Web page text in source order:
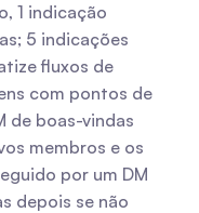
1 indicação
5 indicações
fluxos de
com pontos de
de boas-vindas
membros e os
por um DM
depois se não